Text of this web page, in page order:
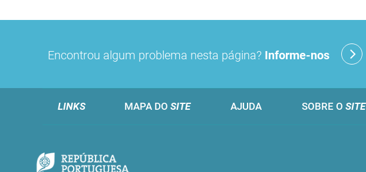
Encontrou algum problema nesta página? Informe-nos
LINKS MAPA DO SITE AJUDA SOBRE O SITE